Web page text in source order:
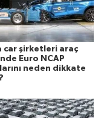
car şirketleri araç
Euro NCAP
neden dikkate